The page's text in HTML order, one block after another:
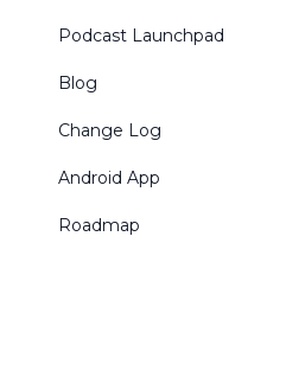
Podcast Launchpad
Blog
Change Log
Android App
Roadmap